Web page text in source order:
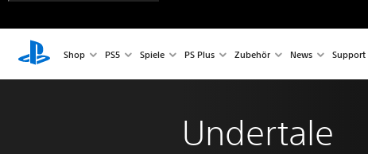
Shop PS5 Spiele PS Plus Zubehör News Support
Undertale